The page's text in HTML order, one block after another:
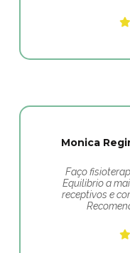
Monica
Faço
Equilibrio a
receptivos e